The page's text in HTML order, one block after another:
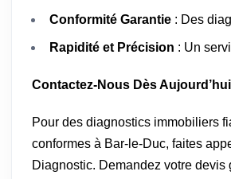
Conformité Garantie : Des
Rapidité et Précision : Un
Contactez-Nous Dès
Pour des diagnostics immobiliers
conformes à Bar-le-Duc, faites
Diagnostic. Demandez votre devis